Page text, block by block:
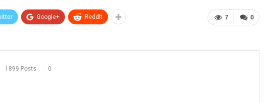
0
7
Google+ ReddIt
1899 Posts 0